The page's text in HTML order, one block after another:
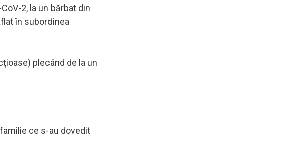
2, la un bărbat din
în subordinea
plecând de la un
ce s-au dovedit